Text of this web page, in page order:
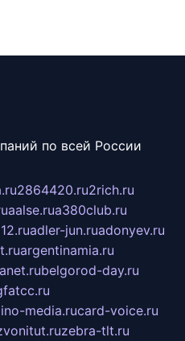
по всей России
2864420.ru2rich.ru
aalse.rua380club.ru
adler-jun.ruadonyev.ru
argentinamia.ru
belgorod-day.ru
media.rucard-voice.ru
zebra-tlt.ru